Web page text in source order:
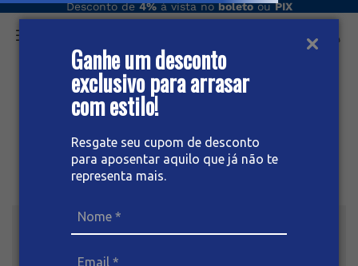
Ganhe um desconto
exclusivo para arrasar
com estilo!
Resgate seu cupom de desconto
para aposentar aquilo que já não te
representa mais.
Desconto de4%à vista noboletoouPIX
O que você procura hoje?